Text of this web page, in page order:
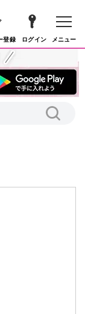
登録 ログイン メニュー